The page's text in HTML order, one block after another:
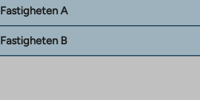
Fastigheten A
Fastigheten B